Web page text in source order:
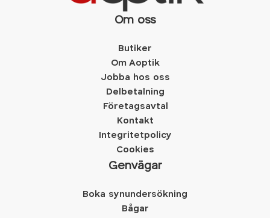
Om oss
Butiker
Om Aoptik
Jobba hos oss
Delbetalning
Företagsavtal
Kontakt
Integritetpolicy
Cookies
Genvägar
Boka synundersökning
Bågar